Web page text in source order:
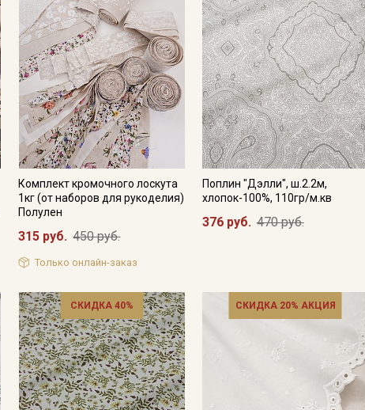
Комплект кромочного лоскута
1кг (от наборов для рукоделия)
Полулен
315 руб. 450 руб.
Только онлайн-заказ
Поплин "Дэлли", ш.2.2м,
хлопок-100%, 110гр/м.кв
376 руб. 470 руб.
СКИДКА 40% СКИДКА 20% АКЦИЯ